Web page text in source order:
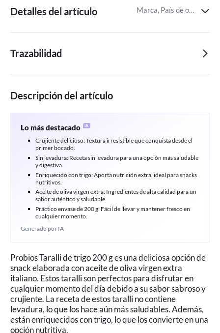
Detalles del artículo Marca, País de origen,Alérgenos alimentarios
Trazabilidad
Descripción del artículo
Lo más destacado
Crujiente delicioso: Textura irresistible que conquista desde el
primer bocado.
Sin levadura: Receta sin levadura para una opción más saludable
y digestiva.
Enriquecido con trigo: Aporta nutrición extra, ideal para snacks
nutritivos.
Aceite de oliva virgen extra: Ingredientes de alta calidad para un
sabor auténtico y saludable.
Práctico envase de 200 g: Fácil de llevar y mantener fresco en
cualquier momento.
Generado por IA
Probios Taralli de trigo 200 g es una deliciosa opción de
snack elaborada con aceite de oliva virgen extra
italiano. Estos taralli son perfectos para disfrutar en
cualquier momento del día debido a su sabor sabroso y
crujiente. La receta de estos taralli no contiene
levadura, lo que los hace aún más saludables. Además,
están enriquecidos con trigo, lo que los convierte en una
opción nutritiva.